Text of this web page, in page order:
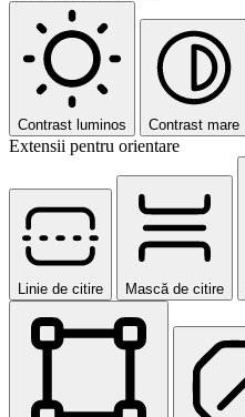
Contrast luminos Contrast mare
Extensii pentru orientare
Linie de citire Mască de citire